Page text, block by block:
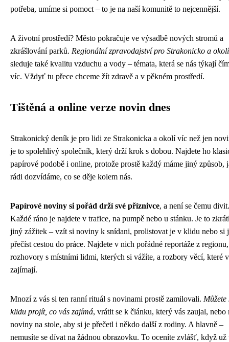
potřeba, umíme si pomoct – to je na naší komunitě to nejcennější.
A životní prostředí? Město pokračuje ve výsadbě nových stromů a
zkrášlování parků. Regionální zpravodajství pro Strakonicko a okolí
sleduje také kvalitu vzduchu a vody – témata, která se nás týkají
víc. Vždyť tu přece chceme žít zdravě a v pěkném prostředí.
Tištěná a online verze novin dnes
Strakonický deník je pro lidi ze Strakonicka a okolí víc než jen
je to spolehlivý společník, který drží krok s dobou. Najdete ho
papírové podobě i online, protože prostě každý máme jiný způsob,
rádi dozvídáme, co se děje kolem nás.
Papírové noviny si pořád drží své příznivce, a není se čemu divit.
Každé ráno je najdete v trafice, na pumpě nebo u stánku. Je to
jiný zážitek – vzít si noviny k snídani, prolistovat je v klidu nebo si
přečíst cestou do práce. Najdete v nich pořádné reportáže z regionu,
rozhovory s místními lidmi, kterých si vážíte, a rozbory věcí, které
zajímají.
Mnozí z vás si ten ranní rituál s novinami prostě zamilovali. Můžete
klidu projít, co vás zajímá, vrátit se k článku, který vás zaujal, nebo
noviny na stole, aby si je přečetl i někdo další z rodiny. A hlavně –
nemusíte se dívat na žádnou obrazovku. To oceníte zvlášť, když už